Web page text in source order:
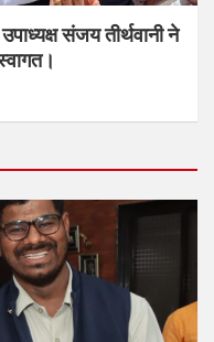
संजय तीर्थवानी ने